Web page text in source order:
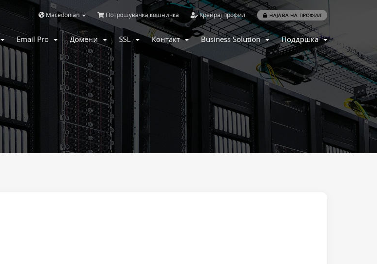
Macedonian Потрошувачка кошничка Креирај профил НАЈАВА НА ПРОФИЛ
Email Pro Домени SSL Контакт Business Solution Поддршка